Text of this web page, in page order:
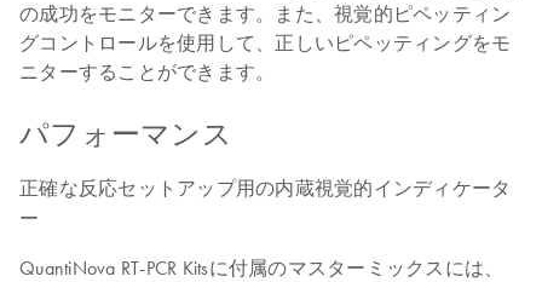
の成功をモニターできます。また、視覚的ピペッティン
グコントロールを使用して、正しいピペッティングをモ
ニターすることができます。
パフォーマンス
正確な反応セットアップ用の内蔵視覚的インディケータ
ー
QuantiNova RT-PCR Kitsに付属のマスターミックスには、